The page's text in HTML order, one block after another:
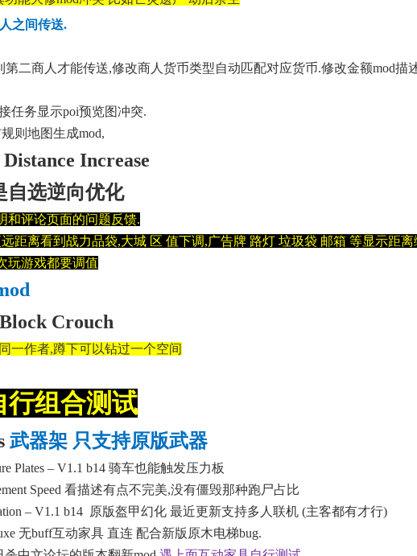
之间传送.
第二商人才能传送,修改商人货币类型自动匹配对应货币.修改金额mod描
任务显示poi预览图冲突.
则地图生成mod,
Increase
自选逆向优化
和评论页面的问题反馈.
距离看到战力品袋,大城 区 值下调,广告牌 路灯 垃圾袋 邮箱 等显示距离
玩游戏都要调值
Crouch
一作者,蹲下可以钻过一个空间
行组合测试
武器架 只支持原版武器
Plates – V1.1 b14骑车也能触发压力板
Speed 看描述有点不完美,没有僵毁那种跑尸占比
– V1.1 b14原版盔甲幻化 最近更新支持多人联机 (主客都有才行)
无buff互动家具 直连 配合新版原木电梯bug.